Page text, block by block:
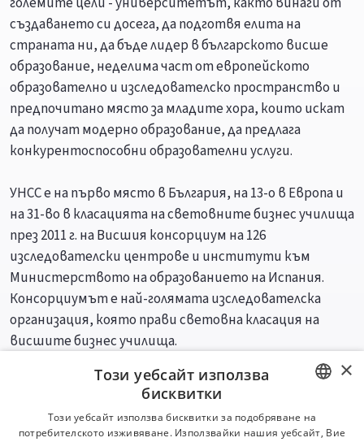
създаването си досега, да подготвя елита на
страната ни, да бъде лидер в българското висше
образование, неделима част от европейското
образователно и изследователско пространство и
предпочитано място за младите хора, които искат
да получат модерно образование, да предлага
конкурентоспособни образователни услуги.
УНСС е на първо място в България, на 13-о в Европа и
на 31-во в класацията на световните бизнес училища
през 2011 г. на Висшия консорциум на 126
изследователски центрове и институти към
Министерството на образованието на Испания.
Консорциумът е най-голямата изследователска
организация, която прави световна класация на
висшите бизнес училища.
Специалности Професии
BULGARIAN
×
Този уебсайт използва
бисквитки
Този уебсайт използва бисквитки за подобряване на
потребителското изживяване. Използвайки нашия уебсайт, Вие